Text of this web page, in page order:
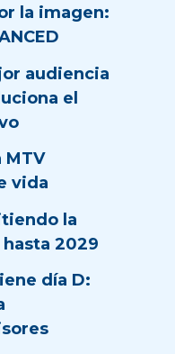
la imagen:
audiencia
el
MTV
vida
la
hasta 2029
día D: